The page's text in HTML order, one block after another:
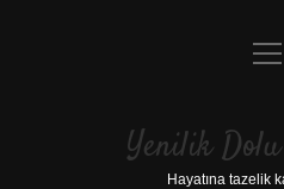
Yasal
Yenilik
Hayatına tazelik